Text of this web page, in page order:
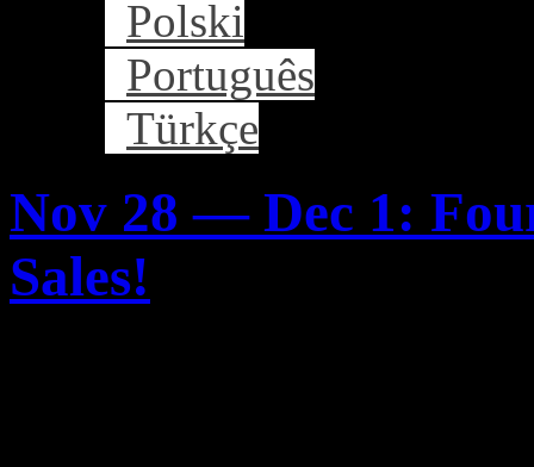
Polski
Português
Türkçe
Nov 28 — Dec 1:
Sales!